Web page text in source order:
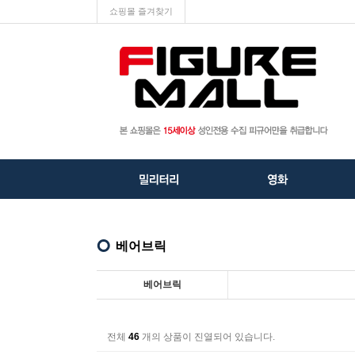
쇼핑몰 즐겨찾기
베어브릭
베어브릭
전체 46 개의 상품이 진열되어 있습니다.